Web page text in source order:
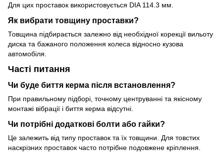
Для цих проставок використовується DIA 114.3 мм.
Як вибрати товщину проставки?
Товщина підбирається залежно від необхідної корекції вильоту
диска та бажаного положення колеса відносно кузова
автомобіля.
Часті питання
Чи буде биття керма після встановлення?
При правильному підборі, точному центруванні та якісному
монтажі вібрації і биття керма відсутні.
Чи потрібні додаткові болти або гайки?
Це залежить від типу проставок та їх товщини. Для товстих
наскрізних проставок часто потрібне подовжене кріплення.